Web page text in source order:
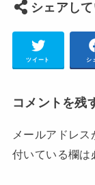
シェアし
ツイート シ
コメントを残
メールアドレス
付いている欄は